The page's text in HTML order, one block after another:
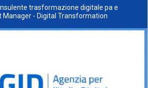
trasformazione digitale pa e
Manager - Digital Transformation